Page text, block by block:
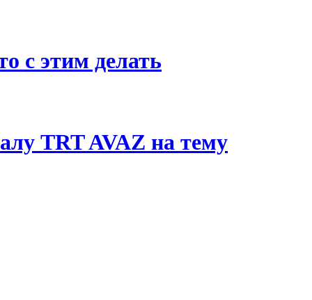
с этим делать
TRT AVAZ на тему